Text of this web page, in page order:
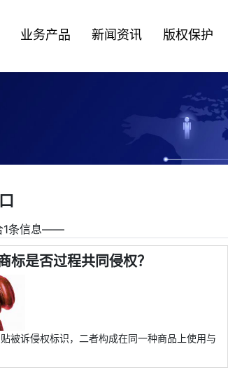
业务产品 新闻资讯 版权保护
1条信息――
标是否过程共同侵权？
被诉侵权标识，二者构成在同一种商品上使用与